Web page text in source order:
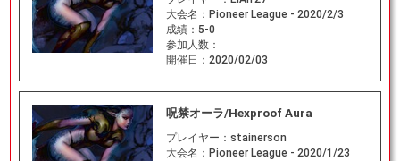
大会名： Pioneer League - 2020/2/3
成績： 5-0
参加人数：
開催日： 2020/02/03
呪禁オーラ/Hexproof Aura
プレイヤー： stainerson
大会名： Pioneer League - 2020/1/23